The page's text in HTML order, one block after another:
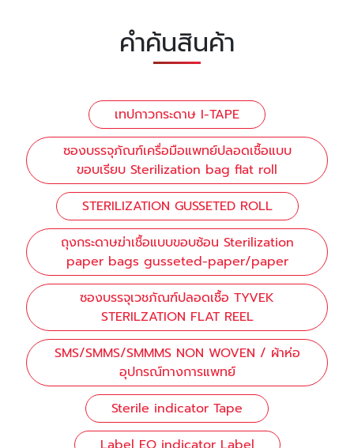
คำค้นสินค้า
เทปกาวกระดาษ I-TAPE
ซองบรรจุภัณฑ์เครื่อมือแพทย์ปลอดเชื้อแบบ
ขอบเรียบ Sterilization bag flat roll
STERILIZATION GUSSETED ROLL
ถุงกระดาษฆ่าเชื้อแบบขอบซ้อน Sterilization
paper bags gusseted-paper/paper
ซองบรรจุเวชภัณฑ์ปลอดเชื้อ TYVEK
STERILZATION FLAT REEL
SMS/SMMS/SMMMS NON WOVEN / ผ้าห่อ
อุปกรณ์ทางการแพทย์
Sterile indicator Tape